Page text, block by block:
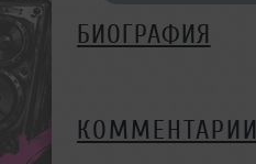
БИОГРАФИЯ
КОММЕНТАРИИ